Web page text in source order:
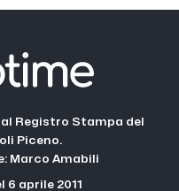
Registro Stampa del
Piceno.
Marco Amabili
6 aprile 2011